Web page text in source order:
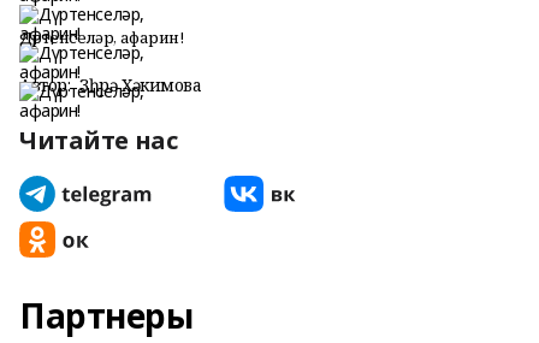
Дүртенселәр, афарин!
Автор: Зөһрә Хәкимова
Читайте нас
Партнеры